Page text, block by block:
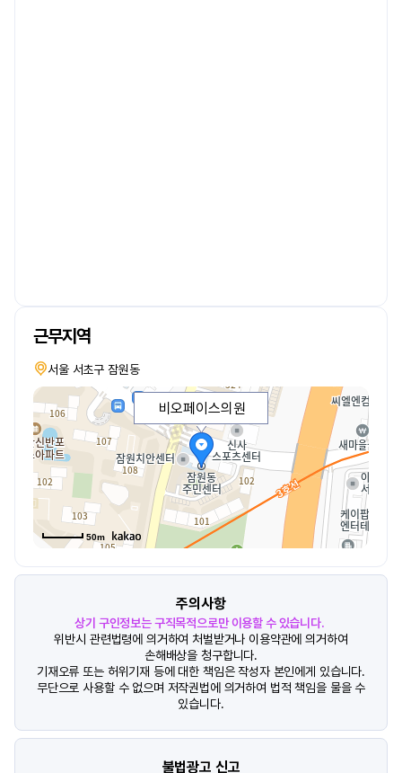
근무지역
서울 서초구 잠원동
비오페이스의원
50m
주의사항
상기 구인정보는 구직목적으로만 이용할 수 있습니다.
위반시 관련법령에 의거하여 처벌받거나 이용약관에 의거하여
손해배상을 청구합니다.
기재오류 또는 허위기재 등에 대한 책임은 작성자 본인에게 있습니다.
무단으로 사용할 수 없으며 저작권법에 의거하여 법적 책임을 물을 수
있습니다.
불법광고 신고